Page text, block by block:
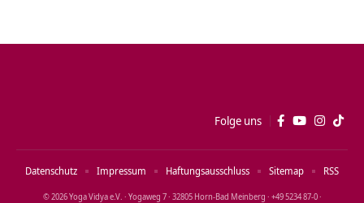
Folge uns
© 2026 Yoga Vidya e.V. · Yogaweg 7 · 32805 Horn‑Bad Meinberg · +49 5234 87‑0 ·
Datenschutz Impressum Haftungsausschluss Sitemap RSS